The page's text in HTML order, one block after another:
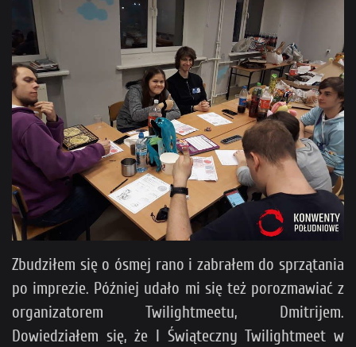
Zbudziłem się o ósmej rano i zabrałem do sprzątania
po imprezie. Później udało mi się też porozmawiać z
organizatorem Twilightmeetu, Dmitrijem.
Dowiedziałem się, że I Świąteczny Twilightmeet w